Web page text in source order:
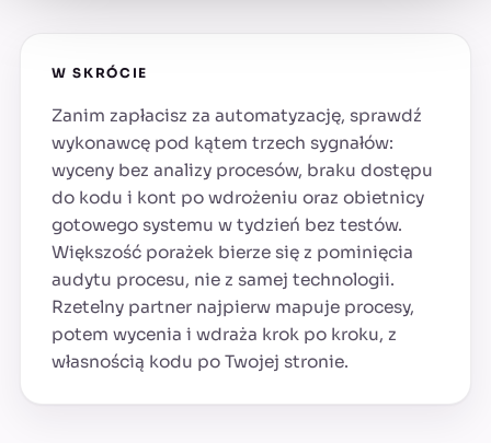
W SKRÓCIE
Zanim zapłacisz za automatyzację, sprawdź
wykonawcę pod kątem trzech sygnałów:
wyceny bez analizy procesów, braku dostępu
do kodu i kont po wdrożeniu oraz obietnicy
gotowego systemu w tydzień bez testów.
Większość porażek bierze się z pominięcia
audytu procesu, nie z samej technologii.
Rzetelny partner najpierw mapuje procesy,
potem wycenia i wdraża krok po kroku, z
własnością kodu po Twojej stronie.